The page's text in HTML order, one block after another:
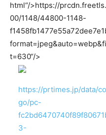
html“/>https://
00/1148/44800-1148-
t=630“/>
https://prtimes.jp/data/
go/pc-
3-